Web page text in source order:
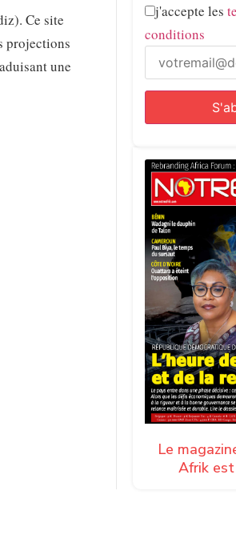
Ce site
projections
une
j'accepte les
conditions
Le
Afrik